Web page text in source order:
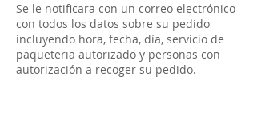
Se le notificara con un correo electrónico
con todos los datos sobre su pedido
incluyendo hora, fecha, día, servicio de
paqueteria autorizado y personas con
autorización a recoger su pedido.